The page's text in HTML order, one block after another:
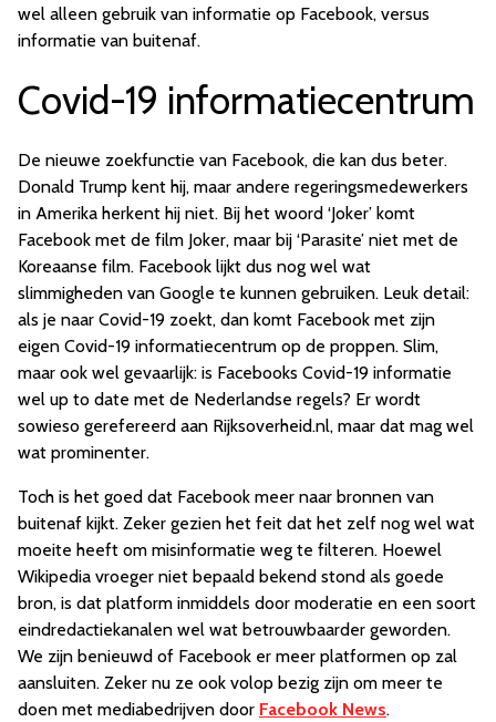
wel alleen gebruik van informatie op Facebook, versus
informatie van buitenaf.
Covid-19 informatiecentrum
De nieuwe zoekfunctie van Facebook, die kan dus beter.
Donald Trump kent hij, maar andere regeringsmedewerkers
in Amerika herkent hij niet. Bij het woord ‘Joker’ komt
Facebook met de film Joker, maar bij ‘Parasite’ niet met de
Koreaanse film. Facebook lijkt dus nog wel wat
slimmigheden van Google te kunnen gebruiken. Leuk detail:
als je naar Covid-19 zoekt, dan komt Facebook met zijn
eigen Covid-19 informatiecentrum op de proppen. Slim,
maar ook wel gevaarlijk: is Facebooks Covid-19 informatie
wel up to date met de Nederlandse regels? Er wordt
sowieso gerefereerd aan Rijksoverheid.nl, maar dat mag wel
wat prominenter.
Toch is het goed dat Facebook meer naar bronnen van
buitenaf kijkt. Zeker gezien het feit dat het zelf nog wel wat
moeite heeft om misinformatie weg te filteren. Hoewel
Wikipedia vroeger niet bepaald bekend stond als goede
bron, is dat platform inmiddels door moderatie en een soort
eindredactiekanalen wel wat betrouwbaarder geworden.
We zijn benieuwd of Facebook er meer platformen op zal
aansluiten. Zeker nu ze ook volop bezig zijn om meer te
doen met mediabedrijven door Facebook News.